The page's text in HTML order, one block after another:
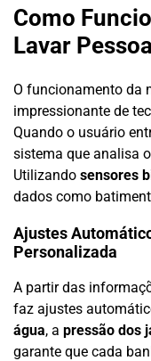
Como
Lavar
O funcionamento da
impressionante de
Quando o usuário
sistema que analisa
Utilizando sensores
dados como
Ajustes
Personalizada
A partir das
faz ajustes
água, a pressão dos
garante que cada